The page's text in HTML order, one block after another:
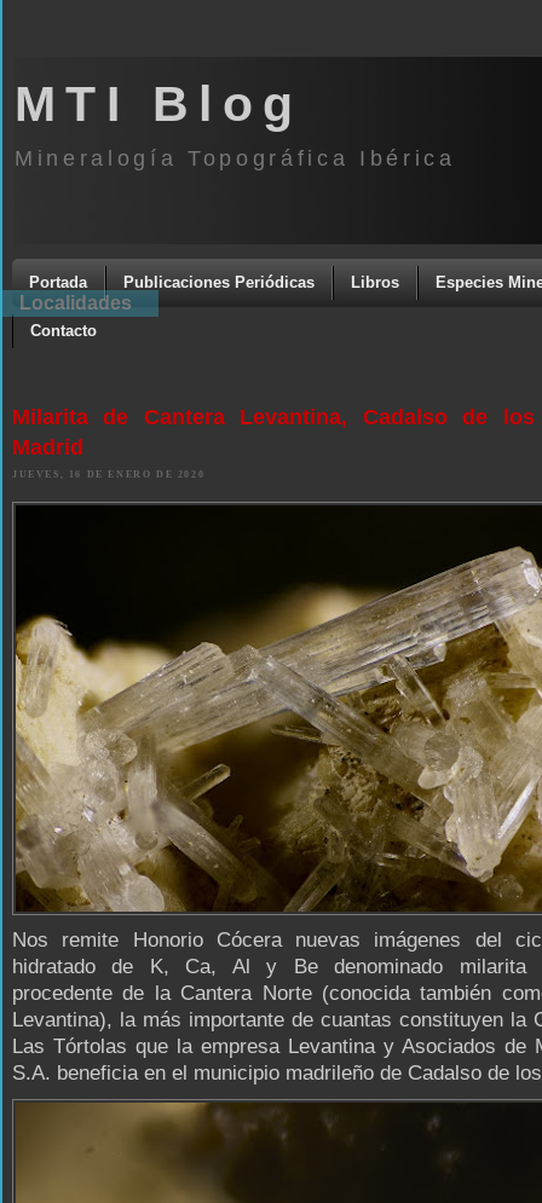
MTI Blog
Mineralogía Topográfica Ibérica
Portada Publicaciones Periódicas Libros Especies
Contacto
Milarita de Cantera Levantina, Cadalso de los
Madrid
JUEVES, 16 DE ENERO DE 2020
Nos remite Honorio Cócera nuevas imágenes del
hidratado de K, Ca, Al y Be denominado milarita
procedente de la Cantera Norte (conocida también
Levantina), la más importante de cuantas constituyen la
Las Tórtolas que la empresa Levantina y Asociados de
S.A. beneficia en el municipio madrileño de Cadalso de
Localidades